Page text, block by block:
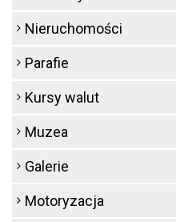
Nieruchomości
Parafie
Kursy walut
Muzea
Galerie
Motoryzacja